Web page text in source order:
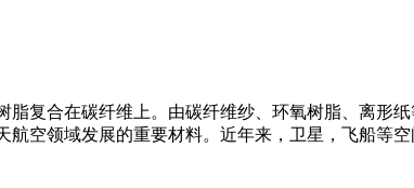
脂复合在碳纤维上。由碳纤维纱、环氧树脂、离形
空领域发展的重要材料。近年来，卫星，飞船等